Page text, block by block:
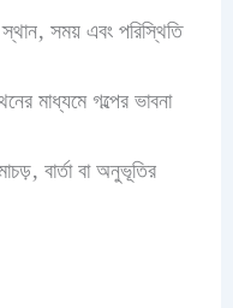
স্থান, সময় এবং পরিস্থিতি
মাধ্যমে গল্পের ভাবনা
বার্তা বা অনুভূতির